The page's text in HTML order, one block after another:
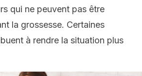
qui ne peuvent pas être
la grossesse. Certaines
à rendre la situation plus